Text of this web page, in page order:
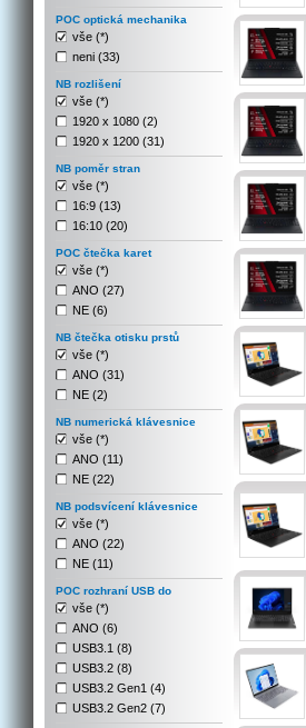
POC optická mechanika
vše (*)
neni (33)
NB rozlišení
vše (*)
1920 x 1080 (2)
1920 x 1200 (31)
NB poměr stran
vše (*)
16:9 (13)
16:10 (20)
POC čtečka karet
vše (*)
ANO (27)
NE (6)
NB čtečka otisku prstů
vše (*)
ANO (31)
NE (2)
NB numerická klávesnice
vše (*)
ANO (11)
NE (22)
NB podsvícení klávesnice
vše (*)
ANO (22)
NE (11)
POC rozhraní USB do
vše (*)
ANO (6)
USB3.1 (8)
USB3.2 (8)
USB3.2 Gen1 (4)
USB3.2 Gen2 (7)